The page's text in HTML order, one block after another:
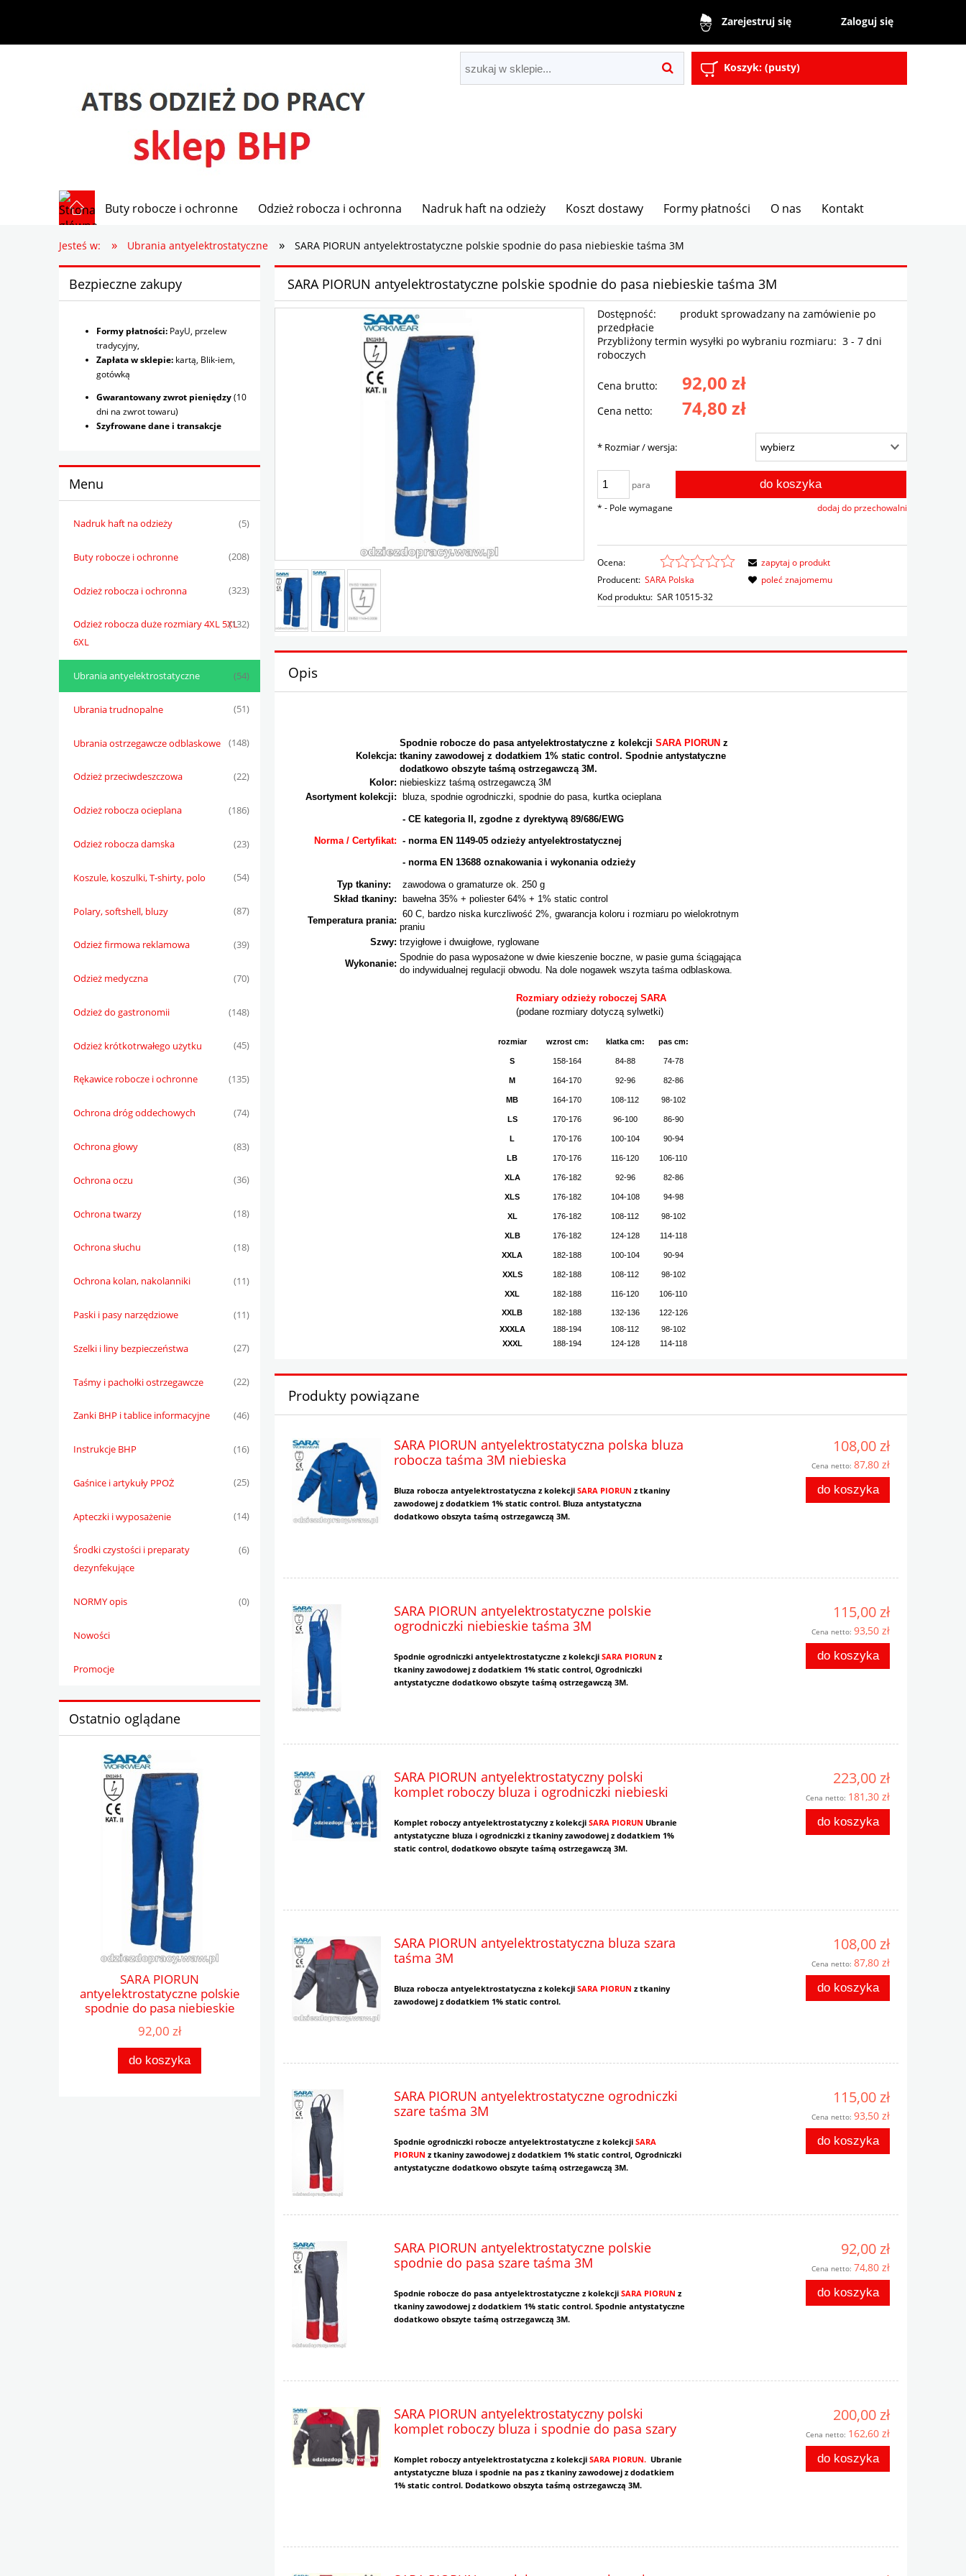
Zarejestruj się Zaloguj się
Koszyk: (pusty)
Buty robocze i ochronne Odzież robocza i ochronna Nadruk haft na odzieży Koszt dostawy Formy płatności O nas Kontakt
Jesteś w: » Ubrania antyelektrostatyczne » SARA PIORUN antyelektrostatyczne polskie spodnie do pasa niebieskie taśma 3M
Bezpieczne zakupy
Formy płatności: PayU, przelew
tradycyjny,
Zapłata w sklepie: kartą, Blik-iem,
gotówką
Gwarantowany zwrot pieniędzy(10
dni na zwrot towaru)
Szyfrowane dane i transakcje
Menu
Nadruk haft na odzieży (5)
Buty robocze i ochronne (208)
Odzież robocza i ochronna (323)
Odzież robocza duże rozmiary 4XL 5XL
6XL
(132)
Ubrania antyelektrostatyczne (54)
Ubrania trudnopalne (51)
Ubrania ostrzegawcze odblaskowe (148)
Odzież przeciwdeszczowa (22)
Odzież robocza ocieplana (186)
Odzież robocza damska (23)
Koszule, koszulki, T-shirty, polo (54)
Polary, softshell, bluzy (87)
Odzież firmowa reklamowa (39)
Odzież medyczna (70)
Odzież do gastronomii (148)
Odzież krótkotrwałego użytku (45)
Rękawice robocze i ochronne (135)
Ochrona dróg oddechowych (74)
Ochrona głowy (83)
Ochrona oczu (36)
Ochrona twarzy (18)
Ochrona słuchu (18)
Ochrona kolan, nakolanniki (11)
Paski i pasy narzędziowe (11)
Szelki i liny bezpieczeństwa (27)
Taśmy i pachołki ostrzegawcze (22)
Zanki BHP i tablice informacyjne (46)
Instrukcje BHP (16)
Gaśnice i artykuły PPOŻ (25)
Apteczki i wyposażenie (14)
Środki czystości i preparaty
dezynfekujące
(6)
NORMY opis (0)
Nowości
Promocje
Ostatnio oglądane
SARA PIORUN
antyelektrostatyczne polskie
spodnie do pasa niebieskie
taśma 3M
92,00 zł
do koszyka
SARA PIORUN antyelektrostatyczne polskie spodnie do pasa niebieskie taśma 3M
Dostępność:
produkt sprowadzany na zamówienie po
przedpłacie
Przybliżony termin wysyłki po wybraniu rozmiaru: 3 - 7 dni
roboczych
Cena brutto: 92,00 zł
Cena netto: 74,80 zł
* Rozmiar / wersja:
para do koszyka
dodaj do przechowalni
* - Pole wymagane
Ocena:
Producent: SARA Polska
Kod produktu: SAR 10515-32
zapytaj o produkt
poleć znajomemu
Opis
Kolekcja:
Spodnie robocze do pasa antyelektrostatyczne z kolekcji SARA PIORUN z
tkaniny zawodowej z dodatkiem 1% static control. Spodnie antystatyczne
dodatkowo obszyte taśmą ostrzegawczą 3M.
Kolor: niebieskizz taśmą ostrzegawczą 3M
Asortyment kolekcji:
bluza, spodnie ogrodniczki, spodnie do pasa, kurtka ocieplana
Norma / Certyfikat:
- CE kategoria II, zgodne z dyrektywą 89/686/EWG
- norma EN 1149-05 odzieży antyelektrostatycznej
- norma EN 13688 oznakowania i wykonania odzieży
Typ tkaniny:
zawodowa o gramaturze ok. 250 g
Skład tkaniny:
bawełna 35% + poliester 64% + 1% static control
Temperatura prania:
60 C, bardzo niska kurczliwość 2%, gwarancja koloru i rozmiaru po wielokrotnym
praniu
Szwy: trzyigłowe i dwuigłowe, ryglowane
Wykonanie:
Spodnie do pasa wyposażone w dwie kieszenie boczne, w pasie guma ściągająca
do indywidualnej regulacji obwodu. Na dole nogawek wszyta taśma odblaskowa.
Rozmiary odzieży roboczej SARA
(podane rozmiary dotyczą sylwetki)
rozmiar wzrost cm: klatka cm: pas cm:
S 158-164 84-88 74-78
M 164-170 92-96 82-86
MB 164-170 108-112 98-102
LS 170-176 96-100 86-90
L 170-176 100-104 90-94
LB 170-176 116-120 106-110
XLA 176-182 92-96 82-86
XLS 176-182 104-108 94-98
XL 176-182 108-112 98-102
XLB 176-182 124-128 114-118
XXLA 182-188 100-104 90-94
XXLS 182-188 108-112 98-102
XXL 182-188 116-120 106-110
XXLB 182-188 132-136
122-126
XXXLA
188-194 108-112
98-102
XXXL
188-194 124-128 114-118
Produkty powiązane
SARA PIORUN antyelektrostatyczna polska bluza
robocza taśma 3M niebieska
Bluza robocza antyelektrostatyczna z kolekcji SARA PIORUN z tkaniny
zawodowej z dodatkiem 1% static control. Bluza antystatyczna
dodatkowo obszyta taśmą ostrzegawczą 3M.
108,00 zł
Cena netto: 87,80 zł
do koszyka
SARA PIORUN antyelektrostatyczne polskie
ogrodniczki niebieskie taśma 3M
Spodnie ogrodniczki antyelektrostatyczne z kolekcji SARA PIORUN z
tkaniny zawodowej z dodatkiem 1% static control, Ogrodniczki
antystatyczne dodatkowo obszyte taśmą ostrzegawczą 3M.
115,00 zł
Cena netto: 93,50 zł
do koszyka
SARA PIORUN antyelektrostatyczny polski
komplet roboczy bluza i ogrodniczki niebieski
Komplet roboczy antyelektrostatyczny z kolekcji SARA PIORUN Ubranie
antystatyczne bluza i ogrodniczki z tkaniny zawodowej z dodatkiem 1%
static control, dodatkowo obszyte taśmą ostrzegawczą 3M.
223,00 zł
Cena netto: 181,30 zł
do koszyka
SARA PIORUN antyelektrostatyczna bluza szara
taśma 3M
Bluza robocza antyelektrostatyczna z kolekcji SARA PIORUN z tkaniny
zawodowej z dodatkiem 1% static control.
108,00 zł
Cena netto: 87,80 zł
do koszyka
SARA PIORUN antyelektrostatyczne ogrodniczki
szare taśma 3M
Spodnie ogrodniczki robocze antyelektrostatyczne z kolekcji SARA
PIORUN z tkaniny zawodowej z dodatkiem 1% static control, Ogrodniczki
antystatyczne dodatkowo obszyte taśmą ostrzegawczą 3M.
115,00 zł
Cena netto: 93,50 zł
do koszyka
SARA PIORUN antyelektrostatyczne polskie
spodnie do pasa szare taśma 3M
Spodnie robocze do pasa antyelektrostatyczne z kolekcji SARA PIORUN z
tkaniny zawodowej z dodatkiem 1% static control. Spodnie antystatyczne
dodatkowo obszyte taśmą ostrzegawczą 3M.
92,00 zł
Cena netto: 74,80 zł
do koszyka
SARA PIORUN antyelektrostatyczny polski
komplet roboczy bluza i spodnie do pasa szary
Komplet roboczy antyelektrostatyczna z kolekcji SARA PIORUN. Ubranie
antystatyczne bluza i spodnie na pas z tkaniny zawodowej z dodatkiem
1% static control. Dodatkowo obszyta taśmą ostrzegawczą 3M.
200,00 zł
Cena netto: 162,60 zł
do koszyka